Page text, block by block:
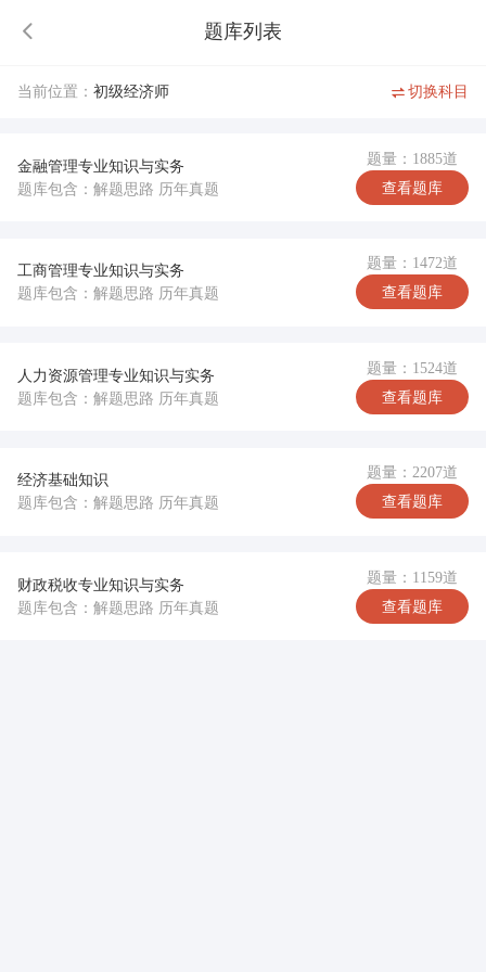
题库列表
当前位置： 初级经济师 切换科目
金融管理专业知识与实务
题库包含：解题思路 历年真题
题量：1885道
查看题库
工商管理专业知识与实务
题库包含：解题思路 历年真题
题量：1472道
查看题库
人力资源管理专业知识与实务
题库包含：解题思路 历年真题
题量：1524道
查看题库
经济基础知识
题库包含：解题思路 历年真题
题量：2207道
查看题库
财政税收专业知识与实务
题库包含：解题思路 历年真题
题量：1159道
查看题库